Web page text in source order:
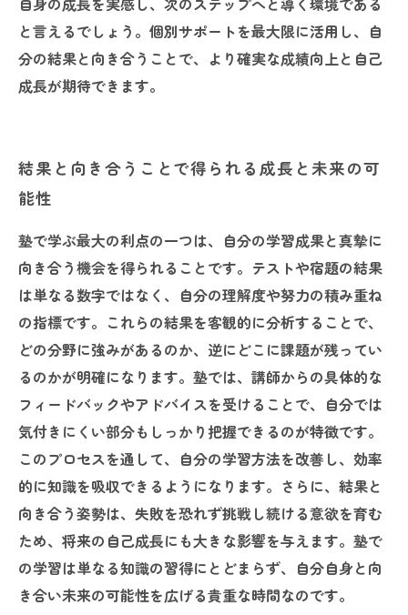
と言えるでしょう。個別サポートを最大限に活用し、自
分の結果と向き合うことで、より確実な成績向上と自己
成長が期待できます。
結果と向き合うことで得られる成長と未来の可
能性
塾で学ぶ最大の利点の一つは、自分の学習成果と真摯に
向き合う機会を得られることです。テストや宿題の結果
は単なる数字ではなく、自分の理解度や努力の積み重ね
の指標です。これらの結果を客観的に分析することで、
どの分野に強みがあるのか、逆にどこに課題が残ってい
るのかが明確になります。塾では、講師からの具体的な
フィードバックやアドバイスを受けることで、自分では
気付きにくい部分もしっかり把握できるのが特徴です。
このプロセスを通して、自分の学習方法を改善し、効率
的に知識を吸収できるようになります。さらに、結果と
向き合う姿勢は、失敗を恐れず挑戦し続ける意欲を育む
ため、将来の自己成長にも大きな影響を与えます。塾で
の学習は単なる知識の習得にとどまらず、自分自身と向
き合い未来の可能性を広げる貴重な時間なのです。